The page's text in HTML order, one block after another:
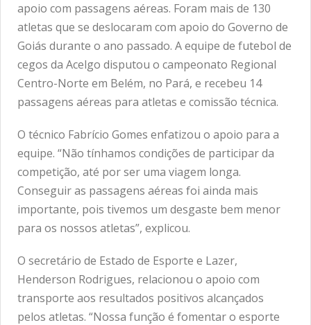
apoio com passagens aéreas. Foram mais de 130
atletas que se deslocaram com apoio do Governo de
Goiás durante o ano passado. A equipe de futebol de
cegos da Acelgo disputou o campeonato Regional
Centro-Norte em Belém, no Pará, e recebeu 14
passagens aéreas para atletas e comissão técnica.
O técnico Fabrício Gomes enfatizou o apoio para a
equipe. “Não tínhamos condições de participar da
competição, até por ser uma viagem longa.
Conseguir as passagens aéreas foi ainda mais
importante, pois tivemos um desgaste bem menor
para os nossos atletas”, explicou.
O secretário de Estado de Esporte e Lazer,
Henderson Rodrigues, relacionou o apoio com
transporte aos resultados positivos alcançados
pelos atletas. “Nossa função é fomentar o esporte